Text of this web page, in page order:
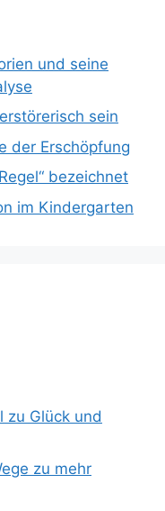
und seine
sein
der Erschöpfung
bezeichnet
im Kindergarten
zu Glück und
zu mehr